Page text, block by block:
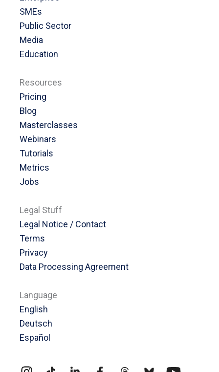
SMEs
Public Sector
Media
Education
Resources
Pricing
Blog
Masterclasses
Webinars
Tutorials
Metrics
Jobs
Legal Stuff
Legal Notice / Contact
Terms
Privacy
Data Processing Agreement
Language
English
Deutsch
Español